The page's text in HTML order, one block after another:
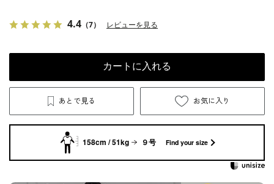
4.4 （7） レビューを見る
カートに入れる
あとで見る お気に入り
158cm / 51kg ９号 Find your size